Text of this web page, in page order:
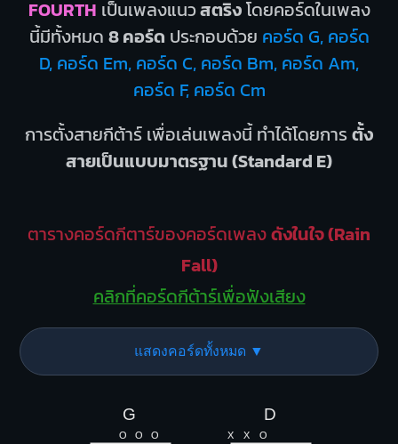
FOURTH เป็นเพลงแนวสตริงโดยคอร์ดในเพลง
นี้มีทั้งหมด 8 คอร์ด ประกอบด้วย คอร์ด G, คอร์ด
D, คอร์ด Em, คอร์ด C, คอร์ด Bm, คอร์ด Am,
คอร์ด F, คอร์ด Cm
การตั้งสายกีต้าร์ เพื่อเล่นเพลงนี้ ทำได้โดยการตั้ง
สายเป็นแบบมาตรฐาน (Standard E)
ตารางคอร์ดกีตาร์ของคอร์ดเพลงดังในใจ (Rain
Fall)
คลิกที่คอร์ดกีต้าร์เพื่อฟังเสียง
แสดงคอร์ดทั้งหมด ▼
G
O O O
D
X X O